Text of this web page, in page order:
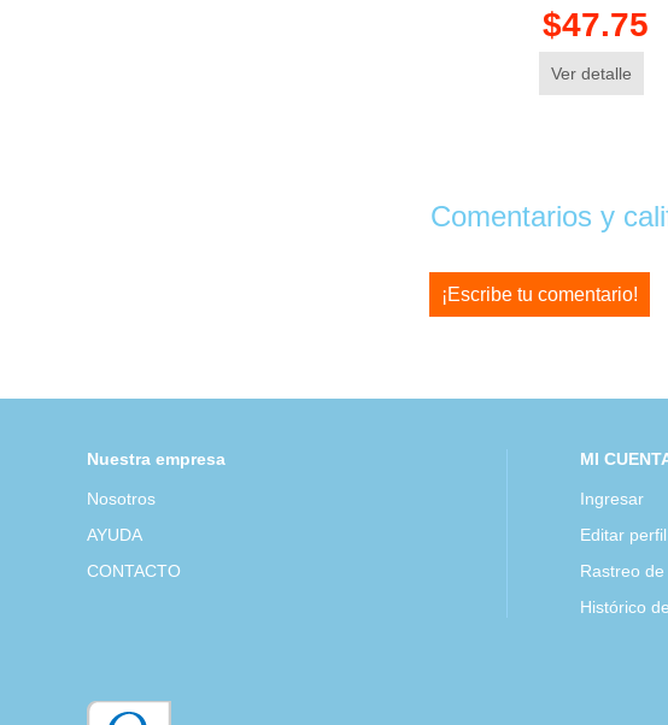
$47.75
Ver detalle
Comentarios y
¡Escribe tu comentario!
Nuestra empresa
Nosotros
AYUDA
CONTACTO
MI
Ingresar
Editar perfil
Rastreo
Histórico